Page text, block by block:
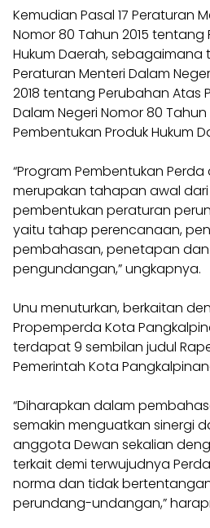
Kemudian Pasal 17 Peraturan
Nomor 80 Tahun 2015
Hukum Daerah,
Peraturan Menteri Dalam
2018 tentang Perubahan Atas
Dalam Negeri Nomor 80
Pembentukan Produk Hukum
“Program Pembentukan
merupakan tahapan awal
pembentukan peraturan
yaitu tahap perencanaan,
pembahasan, penetapan
pengundangan,” ungkapnya.
Unu menuturkan, berkaitan
Propemperda Kota
terdapat 9 sembilan judul
Pemerintah Kota
“Diharapkan dalam
semakin menguatkan sinergi
anggota Dewan sekalian
terkait demi terwujudnya
norma dan tidak
perundang-undangan,”